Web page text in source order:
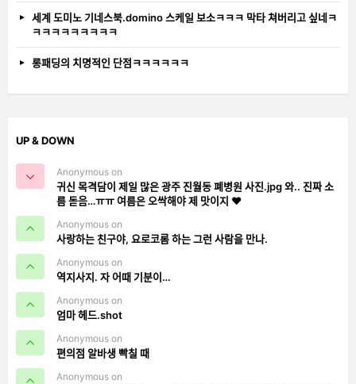
세계 도미노 기네스북.domino 스케일 보소ㅋㅋㅋ 막타 쳐버리고 싶네ㅋ
ㅋㅋㅋㅋㅋㅋㅋㅋㅋ
롱패딩의 치명적인 단점ㅋㅋㅋㅋㅋㅋ
UP & DOWN
Anonymous on
귀신 목격담이 제일 많은 광주 진월동 폐병원 사진.jpg 와.. 진짜 소
름 돋음…ㅠㅠ 여름은 오싹해야 제 맛이지 ❤️
Anonymous on
사랑하는 친구야, 요로코롬 하는 그런 사람을 만나.
Anonymous on
역지사지. 자 어때 기분이…
Anonymous on
엄마 헤드.shot
Anonymous on
편의점 알바생 빡칠 때
Anonymous on